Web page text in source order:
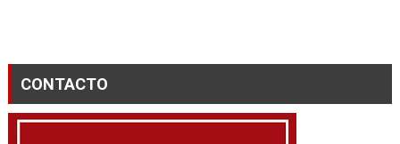
CONTACTO